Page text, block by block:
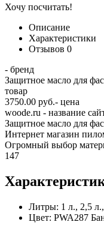
Хочу посчитать!
Описание
Характеристики
Отзывов 0
- бренд
Защитное масло для
товар
3750.00 руб.- цена
woode.ru - название
Защитное масло для
Интернет магазин
Огромный выбор
147
Литры: 1 л., 2,5
Цвет: PWA287